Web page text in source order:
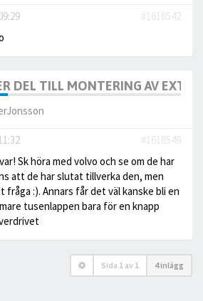
#1618542
DEL TILL MONTERING AV
#1618549
Sk höra med volvo och se om de har
att de har slutat tillverka den, men
fråga :). Annars får det väl kanske bli en
tusenlappen bara för en knapp
Sida 1 av 1 4 inlägg